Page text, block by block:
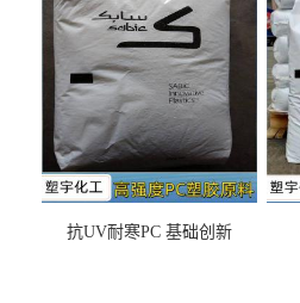
之忧
抗UV耐寒PC 基础创新